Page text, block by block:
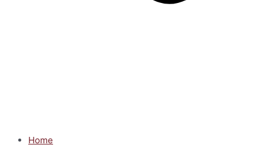
Home